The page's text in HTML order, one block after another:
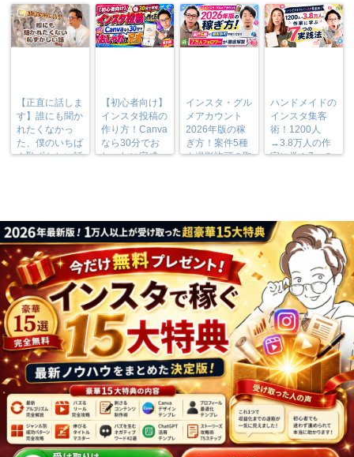
【正直に話しま
す】誰にも聞か
れたくなかっ
た、僕のいちば
ん恥ずかしい話
【初心者向け】
インスタ投稿の
作り方！Canva
なら30分でお
しゃれに完成
インスタ・グル
メアカウント
2026年版の稼
ぎ方！案件5種
や撮影許可の取
ハンドメイドの
インスタ集客
術！1200人
→3.8万人の作
家に学ぶ7つの